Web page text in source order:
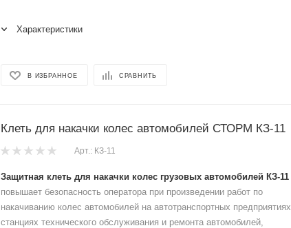
Характеристики
В ИЗБРАННОЕ СРАВНИТЬ
Клеть для накачки колес автомобилей СТОРМ КЗ-11
Арт.: КЗ-11
Защитная клеть для накачки колес грузовых автомобилей КЗ-11
повышает безопасность оператора при произведении работ по
накачиванию колес автомобилей на автотранспортных предприятиях,
станциях технического обслуживания и ремонта автомобилей,